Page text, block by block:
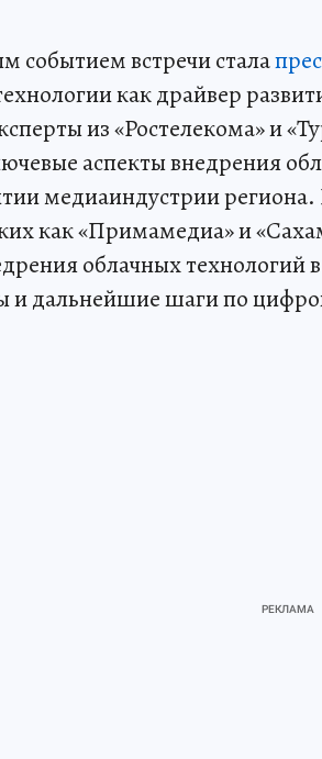
событием встречи стала
как драйвер
из «Ростелекома» и
аспекты внедрения
медиаиндустрии
как «Примамедиа» и
облачных технологий
и дальнейшие шаги по